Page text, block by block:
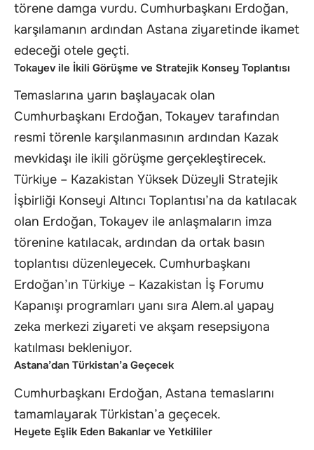
törene damga vurdu. Cumhurbaşkanı Erdoğan,
karşılamanın ardından Astana ziyaretinde ikamet
edeceği otele geçti.
Tokayev ile İkili Görüşme ve Stratejik Konsey Toplantısı
Temaslarına yarın başlayacak olan
Cumhurbaşkanı Erdoğan, Tokayev tarafından
resmi törenle karşılanmasının ardından Kazak
mevkidaşı ile ikili görüşme gerçekleştirecek.
Türkiye – Kazakistan Yüksek Düzeyli Stratejik
İşbirliği Konseyi Altıncı Toplantısı’na da katılacak
olan Erdoğan, Tokayev ile anlaşmaların imza
törenine katılacak, ardından da ortak basın
toplantısı düzenleyecek. Cumhurbaşkanı
Erdoğan’ın Türkiye – Kazakistan İş Forumu
Kapanışı programları yanı sıra Alem.al yapay
zeka merkezi ziyareti ve akşam resepsiyona
katılması bekleniyor.
Astana’dan Türkistan’a Geçecek
Cumhurbaşkanı Erdoğan, Astana temaslarını
tamamlayarak Türkistan’a geçecek.
Heyete Eşlik Eden Bakanlar ve Yetkililer